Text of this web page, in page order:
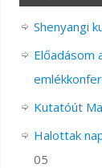
Shenyangi
Előadásom
Kutatóút
Halottak
05